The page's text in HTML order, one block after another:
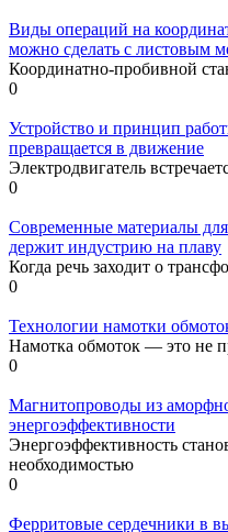
Виды операций на
можно сделать с листовым
Координатно-пробивной
0
Устройство и принцип
превращается в движение
Электродвигатель
0
Современные материалы
держит индустрию на плаву
Когда речь заходит о
0
Технологии намотки
Намотка обмоток — это не
0
Магнитопроводы из
энергоэффективности
Энергоэффективность
необходимостью
0
Ферритовые сердечники в